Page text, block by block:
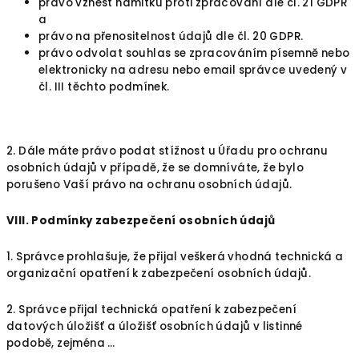
a
právo na přenositelnost údajů dle čl. 20 GDPR.
právo odvolat souhlas se zpracováním písemně nebo
elektronicky na adresu nebo email správce uvedený v
čl. III těchto podmínek.
2. Dále máte právo podat stížnost u Úřadu pro ochranu
osobních údajů v případě, že se domníváte, že bylo
porušeno Vaší právo na ochranu osobních údajů.
VIII. Podmínky zabezpečení osobních údajů
1. Správce prohlašuje, že přijal veškerá vhodná technická a
organizační opatření k zabezpečení osobních údajů.
2. Správce přijal technická opatření k zabezpečení
datových úložišť a úložišť osobních údajů v listinné
podobě, zejména …